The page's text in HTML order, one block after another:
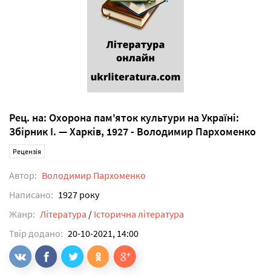
Рец. на: Охорона пам'яток культури на Україні:
Збірник I. — Харків, 1927 - Володимир Пархоменко
Рецензія
Автор: Володимир Пархоменко
Написано: 1927 року
Жанр: Література / Історична література
Твір додано: 20-10-2021, 14:00